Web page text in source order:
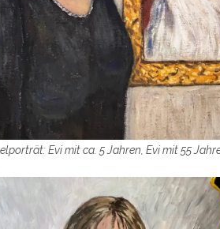
Evi mit ca. 5 Jahren, Evi mit 55